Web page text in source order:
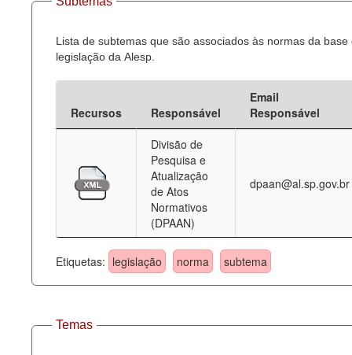
Lista de subtemas que são associados às normas da base
legislação da Alesp.
Recursos Responsável
Email
Responsável
Divisão de
Pesquisa e
Atualização
de Atos
Normativos
(DPAAN)
dpaan@al.sp.gov.br
Etiquetas: legislação norma subtema
Temas